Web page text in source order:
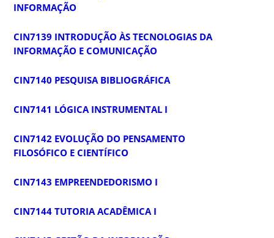
INFORMAÇÃO
CIN7139 INTRODUÇÃO ÀS TECNOLOGIAS DA
INFORMAÇÃO E COMUNICAÇÃO
CIN7140 PESQUISA BIBLIOGRÁFICA
CIN7141 LÓGICA INSTRUMENTAL I
CIN7142 EVOLUÇÃO DO PENSAMENTO
FILOSÓFICO E CIENTÍFICO
CIN7143 EMPREENDEDORISMO I
CIN7144 TUTORIA ACADÊMICA I